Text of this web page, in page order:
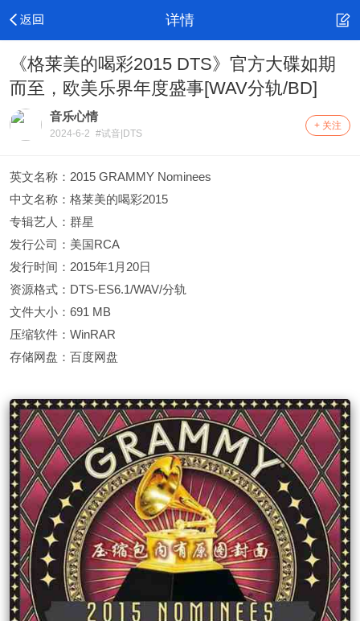
详情
《格莱美的喝彩2015 DTS》官方大碟如期
而至，欧美乐界年度盛事[WAV分轨/BD]
音乐心情
2024-6-2 #试音|DTS
+ 关注
英文名称：2015 GRAMMY Nominees
中文名称：格莱美的喝彩2015
专辑艺人：群星
发行公司：美国RCA
发行时间：2015年1月20日
资源格式：DTS-ES6.1/WAV/分轨
文件大小：691 MB
压缩软件：WinRAR
存储网盘：百度网盘